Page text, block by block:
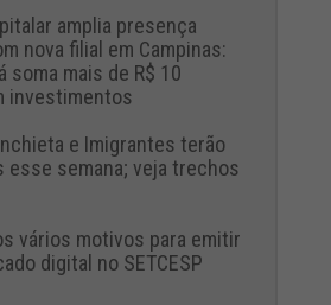
amplia presença
nova filial em Campinas:
soma mais de R$ 10
investimentos
e Imigrantes terão
esse semana; veja trechos
vários motivos para emitir
digital no SETCESP